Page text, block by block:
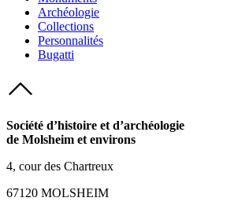
Archéologie
Collections
Personnalités
Bugatti
Société d’histoire et d’archéologie
de Molsheim et environs
4, cour des Chartreux
67120 MOLSHEIM